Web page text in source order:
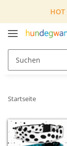
Startseite